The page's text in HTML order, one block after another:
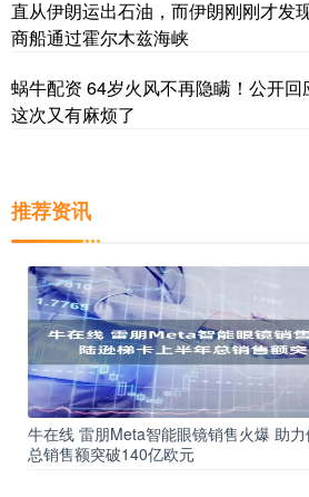
直从伊朗运出石油，而伊朗刚刚才发
商船通过霍尔木兹海峡
蜗牛配资 64岁火风不再隐瞒！公开
这次又有麻烦了
推荐资讯
牛在线 雷朋Meta智能眼镜销售火爆 助
总销售额突破140亿欧元